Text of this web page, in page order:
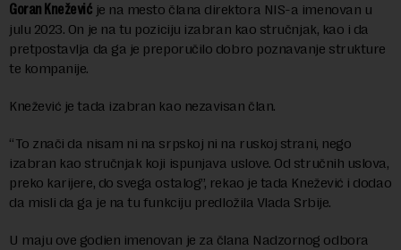
Goran Knežević je na mesto člana direktora NIS-a imenovan u
julu 2023. On je na tu poziciju izabran kao stručnjak, kao i da
pretpostavlja da ga je preporučilo dobro poznavanje strukture
te kompanije.
Knežević je tada izabran kao nezavisan član.
“To znači da nisam ni na srpskoj ni na ruskoj strani, nego
izabran kao stručnjak koji ispunjava uslove. Od stručnih uslova,
preko karijere, do svega ostalog”, rekao je tada Knežević i dodao
da misli da ga je na tu funkciju predložila Vlada Srbije.
U maju ove godien imenovan je za člana Nadzornog odbora